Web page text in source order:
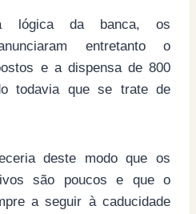
lógica da banca, os
entretanto o
e a dispensa de 800
todavia que se trate de
deste modo que os
são poucos e que o
a seguir à caducidade